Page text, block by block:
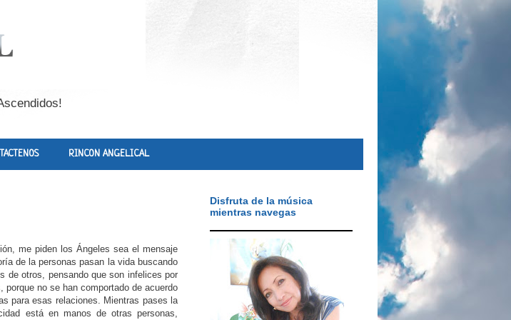
RINCON ANGELICAL
me piden los Ángeles sea el mensaje
de la personas pasan la vida buscando
de otros, pensando que son infelices por
porque no se han comportado de acuerdo
para esas relaciones. Mientras pases la
está en manos de otras personas,
Disfruta de la música
mientras navegas